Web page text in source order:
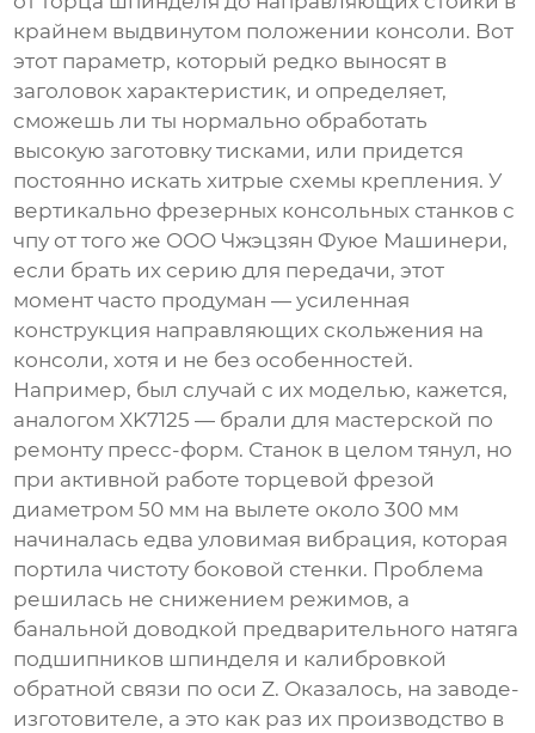
крайнем выдвинутом положении консоли. Вот
этот параметр, который редко выносят в
заголовок характеристик, и определяет,
сможешь ли ты нормально обработать
высокую заготовку тисками, или придется
постоянно искать хитрые схемы крепления. У
вертикально фрезерных консольных станков с
чпу от того же ООО Чжэцзян Фуюе Машинери,
если брать их серию для передачи, этот
момент часто продуман — усиленная
конструкция направляющих скольжения на
консоли, хотя и не без особенностей.
Например, был случай с их моделью, кажется,
аналогом XK7125 — брали для мастерской по
ремонту пресс-форм. Станок в целом тянул, но
при активной работе торцевой фрезой
диаметром 50 мм на вылете около 300 мм
начиналась едва уловимая вибрация, которая
портила чистоту боковой стенки. Проблема
решилась не снижением режимов, а
банальной доводкой предварительного натяга
подшипников шпинделя и калибровкой
обратной связи по оси Z. Оказалось, на заводе-
изготовителе, а это как раз их производство в